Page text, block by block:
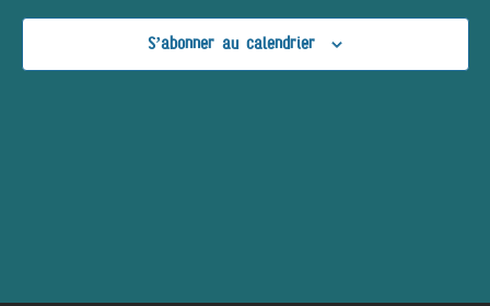
S’abonner au calendrier